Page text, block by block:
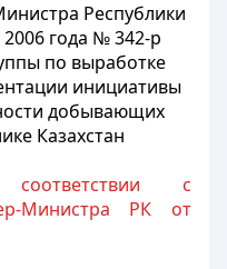
Республики
года № 342-р
по выработке
инициативы
добывающих
Казахстан
с
Министра РК от